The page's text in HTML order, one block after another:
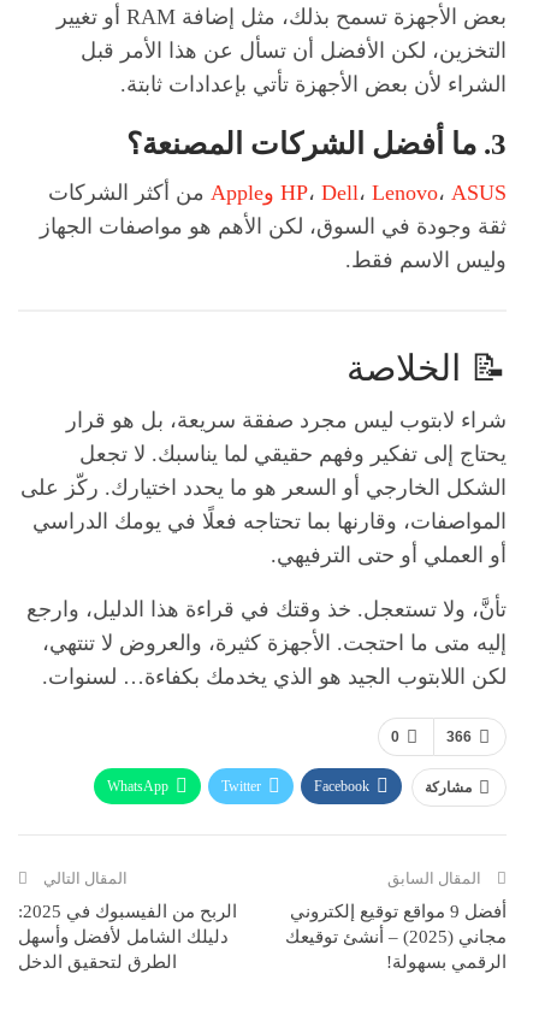
بعض الأجهزة تسمح بذلك، مثل إضافة RAM أو تغيير
التخزين، لكن الأفضل أن تسأل عن هذا الأمر قبل
الشراء لأن بعض الأجهزة تأتي بإعدادات ثابتة.
3. ما أفضل الشركات المصنعة؟
HP، Dell، Lenovo، ASUS وApple
من أكثر الشركات
ثقة وجودة في السوق، لكن الأهم هو مواصفات الجهاز
وليس الاسم فقط.
📝 الخلاصة
شراء لابتوب ليس مجرد صفقة سريعة، بل هو قرار
يحتاج إلى تفكير وفهم حقيقي لما يناسبك. لا تجعل
الشكل الخارجي أو السعر هو ما يحدد اختيارك. ركّز على
المواصفات، وقارنها بما تحتاجه فعلًا في يومك الدراسي
أو العملي أو حتى الترفيهي.
تأنَّ، ولا تستعجل. خذ وقتك في قراءة هذا الدليل، وارجع
إليه متى ما احتجت. الأجهزة كثيرة، والعروض لا تنتهي،
لكن اللابتوب الجيد هو الذي يخدمك بكفاءة… لسنوات.
0 366
مشاركة Facebook
Twitter
WhatsApp
المقال السابق
أفضل 9 مواقع توقيع إلكتروني
مجاني (2025) – أنشئ توقيعك
الرقمي بسهولة!
المقال التالي
الربح من الفيسبوك في 2025:
دليلك الشامل لأفضل وأسهل
الطرق لتحقيق الدخل